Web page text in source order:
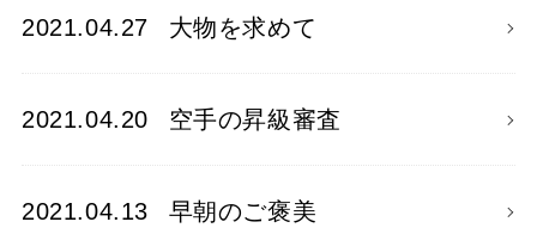
2021.04.27 大物を求めて
2021.04.20 空手の昇級審査
2021.04.13 早朝のご褒美